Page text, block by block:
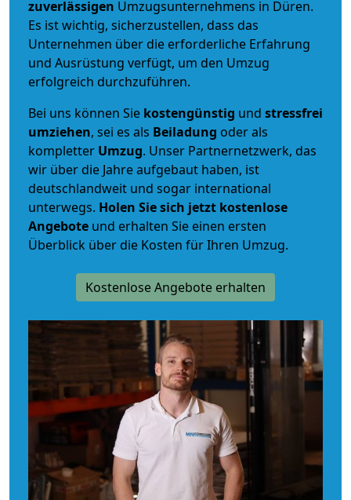
zuverlässigen Umzugsunternehmens in Düren.
Es ist wichtig, sicherzustellen, dass das
Unternehmen über die erforderliche Erfahrung
und Ausrüstung verfügt, um den Umzug
erfolgreich durchzuführen.
Bei uns können Sie kostengünstig und stressfrei
umziehen, sei es als Beiladung oder als
kompletter Umzug. Unser Partnernetzwerk, das
wir über die Jahre aufgebaut haben, ist
deutschlandweit und sogar international
unterwegs. Holen Sie sich jetzt kostenlose
Angebote und erhalten Sie einen ersten
Überblick über die Kosten für Ihren Umzug.
Kostenlose Angebote erhalten